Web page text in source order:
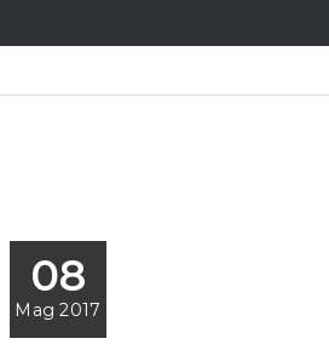
08
Mag 2017